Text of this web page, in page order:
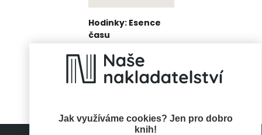
Jak využíváme cookies? Jen pro dobro
knih!
Hodinky: Esence
času
Paco Guarnacia